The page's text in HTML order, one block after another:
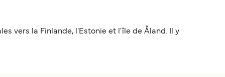
vers la Finlande, l'Estonie et l'île de Åland. Il y